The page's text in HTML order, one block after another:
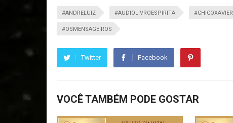
#ANDRELUIZ #AUDIOLIVROESPIRITA #CHICOXAVIER
#OSMENSAGEIROS
Twitter Facebook
VOCÊ TAMBÉM PODE GOSTAR